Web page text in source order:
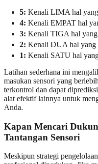
5: Kenali LIMA hal
4: Kenali EMPAT hal
3: Kenali TIGA hal yang
2: Kenali DUA hal yang
1: Kenali SATU hal
Latihan sederhana ini
masukan sensori yang
terkontrol dan dapat
alat efektif lainnya untuk
Anda.
Kapan Mencari
Tantangan Sensori
Meskipun strategi